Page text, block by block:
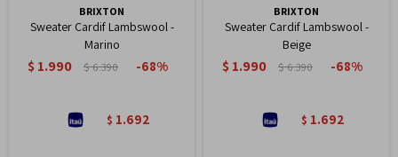
BRIXTON
Sweater Cardif Lambswool -
Marino
$ 1.990 $6.390 68
$ 1.692
BRIXTON
Sweater Cardif Lambswool -
Beige
$ 1.990 $6.390 68
$ 1.692